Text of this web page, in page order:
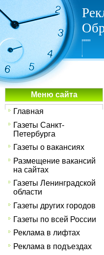
Меню сайта
Главная
Газеты Санкт-
Петербурга
Газеты о вакансиях
Размещение вакансий
на сайтах
Газеты Ленинградской
области
Газеты других городов
Газеты по всей России
Реклама в лифтах
Реклама в подъездах